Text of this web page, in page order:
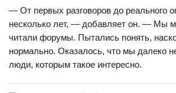
— От первых разговоров до реального
несколько лет, — добавляет он. — Мы
читали форумы. Пытались понять,
нормально. Оказалось, что мы далеко
люди, которым такое интересно.